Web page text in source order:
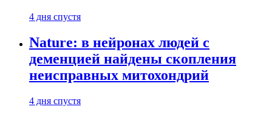
4 дня спустя
Nature: в нейронах людей с
деменцией найдены скопления
неисправных митохондрий
4 дня спустя